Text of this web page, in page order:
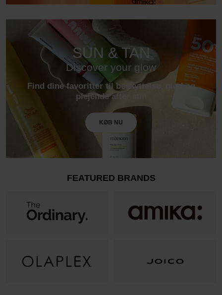
SUN & TAN
Discover your glow
Find dine favoritter til beskyttelse, glød og
plejende after sun
KØB NU
FEATURED BRANDS